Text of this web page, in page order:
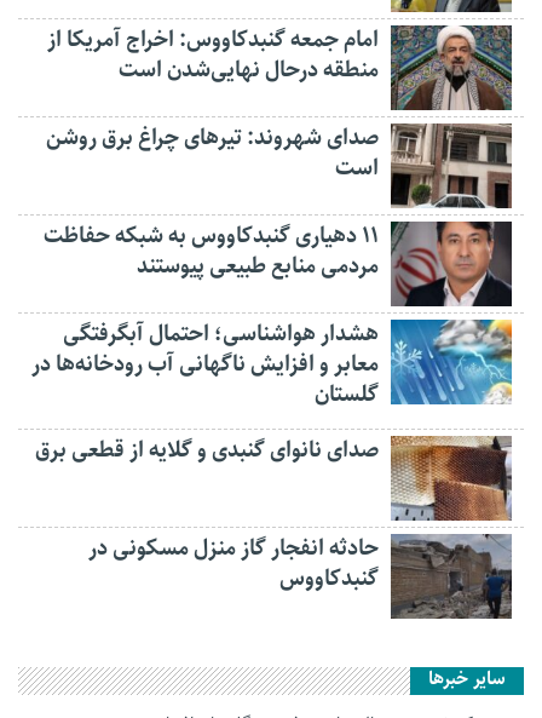
امام جمعه گنبدکاووس: اخراج آمریکا از
منطقه درحال نهایی‌شدن است
صدای شهروند: تیرهای چراغ برق روشن
است
۱۱ دهیاری گنبدکاووس به شبکه حفاظت
مردمی منابع طبیعی پیوستند
هشدار هواشناسی؛ احتمال آبگرفتگی
معابر و افزایش ناگهانی آب رودخانه‌ها در
گلستان
صدای نانوای گنبدی و گلایه از قطعی برق
حادثه انفجار گاز منزل مسکونی در
گنبدکاووس
سایر خبرها